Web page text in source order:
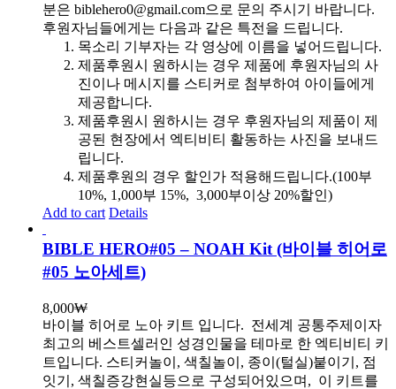
분은 biblehero0@gmail.com으로 문의 주시기 바랍니다.
후원자님들에게는 다음과 같은 특전을 드립니다.
목소리 기부자는 각 영상에 이름을 넣어드립니다.
제품후원시 원하시는 경우 제품에 후원자님의 사
진이나 메시지를 스티커로 첨부하여 아이들에게
제공합니다.
제품후원시 원하시는 경우 후원자님의 제품이 제
공된 현장에서 엑티비티 활동하는 사진을 보내드
립니다.
제품후원의 경우 할인가 적용해드립니다.(100부
10%, 1,000부 15%, 3,000부이상 20%할인)
Add to cart Details
BIBLE HERO#05 – NOAH Kit (바이블 히어로
#05 노아세트)
8,000₩
바이블 히어로 노아 키트 입니다. 전세계 공통주제이자
최고의 베스트셀러인 성경인물을 테마로 한 엑티비티 키
트입니다. 스티커놀이, 색칠놀이, 종이(털실)붙이기, 점
잇기, 색칠증강현실등으로 구성되어있으며, 이 키트를